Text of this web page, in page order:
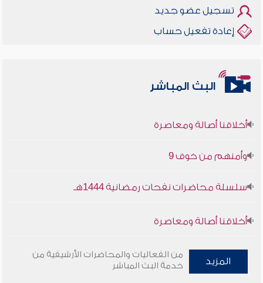
تسجيل عضو جديد
إعادة تفعيل حساب
البث المباشر
أخلاقنا أصالة ومعاصرة
وأمنهم من خوف 9
أخلاقنا أصالة ومعاصرة
سلسلة محاضرات نفحات رمضانية 1444هـ
المزيد
من الفعاليات والمحاضرات الأرشيفية من
خدمة البث المباشر